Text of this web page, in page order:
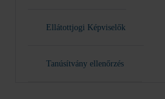
Ellátottjogi Képviselők
Tanúsítvány ellenőrzés